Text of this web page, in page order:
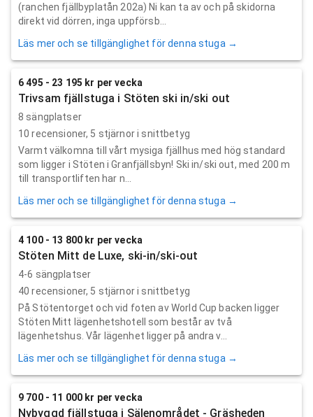
(ranchen fjällbyplatån 202a) Ni kan ta av och på skidorna
direkt vid dörren, inga uppförsb...
Läs mer och se tillgänglighet för denna stuga →
6 495 - 23 195 kr per vecka
Trivsam fjällstuga i Stöten ski in/ski out
8 sängplatser
10 recensioner, 5 stjärnor i snittbetyg
Varmt välkomna till vårt mysiga fjällhus med hög standard
som ligger i Stöten i Granfjällsbyn! Ski in/ski out, med 200 m
till transportliften har n...
Läs mer och se tillgänglighet för denna stuga →
4 100 - 13 800 kr per vecka
Stöten Mitt de Luxe, ski-in/ski-out
4-6 sängplatser
40 recensioner, 5 stjärnor i snittbetyg
På Stötentorget och vid foten av World Cup backen ligger
Stöten Mitt lägenhetshotell som består av två
lägenhetshus. Vår lägenhet ligger på andra v...
Läs mer och se tillgänglighet för denna stuga →
9 700 - 11 000 kr per vecka
Nybyggd fjällstuga i Sälenområdet - Gräsheden